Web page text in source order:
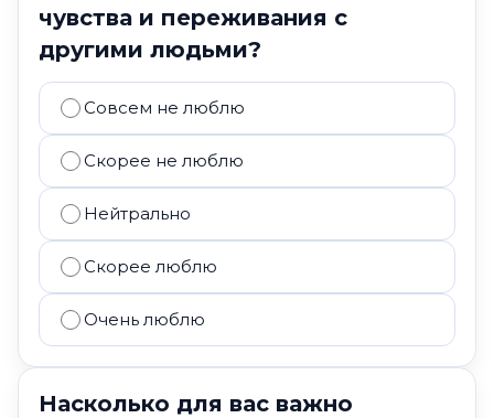
чувства и переживания с
другими людьми?
Совсем не люблю
Скорее не люблю
Нейтрально
Скорее люблю
Очень люблю
Насколько для вас важно